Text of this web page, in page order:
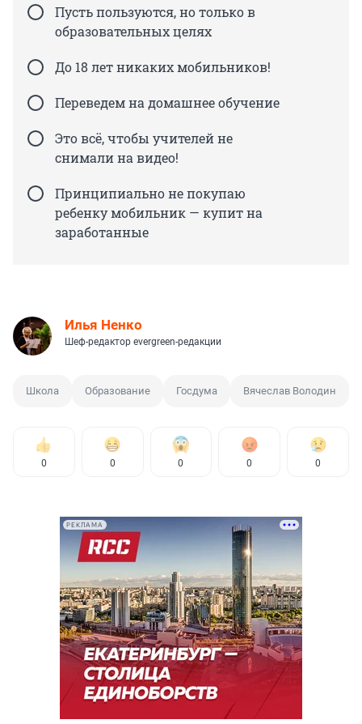
Пусть пользуются, но только в
образовательных целях
До 18 лет никаких мобильников!
Переведем на домашнее обучение
Это всё, чтобы учителей не
снимали на видео!
Принципиально не покупаю
ребенку мобильник — купит на
заработанные
Илья Ненко
Шеф-редактор evergreen-редакции
Школа Образование Госдума Вячеслав Володин
0 0 0 0 0
РЕКЛАМА